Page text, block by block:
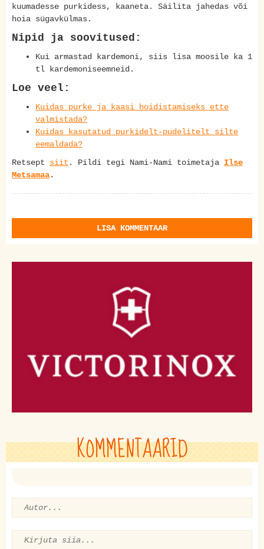
kuumadesse purkidess, kaaneta. Säilita jahedas või
hoia sügavkülmas.
Nipid ja soovitused:
Kui armastad kardemoni, siis lisa moosile ka 1
tl kardemoniseemneid.
Loe veel:
Kuidas purke ja kaasi hoidistamiseks ette
valmistada?
Kuidas kasutatud purkidelt-pudelitelt silte
eemaldada?
Retsept siit . Pildi tegi Nami-Nami toimetaja Ilse
Metsamaa.
LISA KOMMENTAAR
KOMMENTAARID